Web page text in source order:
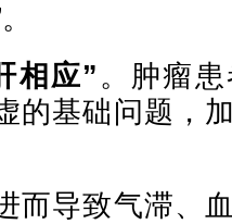
相应” 。肿瘤
的基础问题，
而导致气滞、